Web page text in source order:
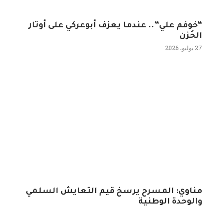
“خوفم علي”.. عندما يعزف أبوعركي على أوتار
الحُزن
27 يوليو، 2026
مناوي: المسرح يرسخ قيم التعايش السلمي
والوحدة الوطنية